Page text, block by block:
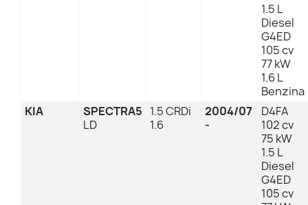
1.5 L
Diesel
G4ED
105 cv
77 kW
1.6 L
Benzina
KIA
SPECTRA5
LD
1.5 CRDi
1.6
2004/07
-
D4FA
102 cv
75 kW
1.5 L
Diesel
G4ED
105 cv